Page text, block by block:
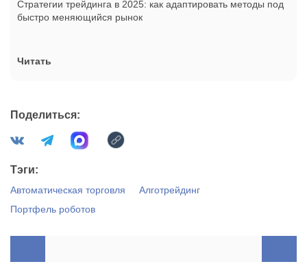
Стратегии трейдинга в 2025: как адаптировать методы под
быстро меняющийся рынок
Читать
Поделиться:
Тэги:
Автоматическая торговля
Алготрейдинг
Портфель роботов